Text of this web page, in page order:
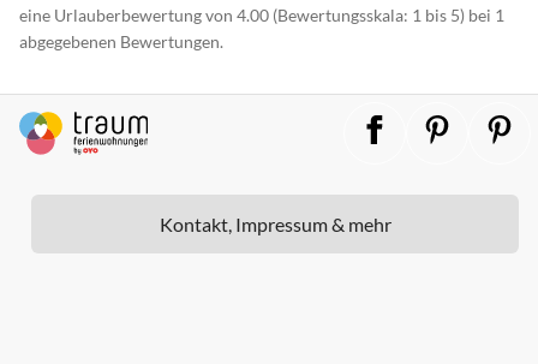
eine Urlauberbewertung von 4.00 (Bewertungsskala: 1 bis 5) bei 1
abgegebenen Bewertungen.
Kontakt, Impressum & mehr